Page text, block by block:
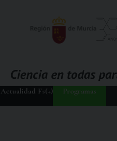
Actualidad Fs(+) Programas